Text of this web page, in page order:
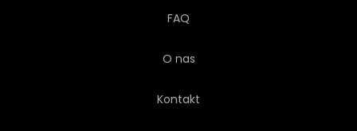
FAQ
O nas
Kontakt